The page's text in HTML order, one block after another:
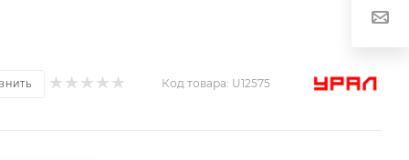
Код товара: U12575